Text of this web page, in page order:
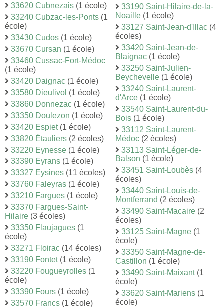
33620 Cubnezais (1 école)
33240 Cubzac-les-Ponts (1
école)
33430 Cudos (1 école)
33670 Cursan (1 école)
33460 Cussac-Fort-Médoc
(1 école)
33420 Daignac (1 école)
33580 Dieulivol (1 école)
33860 Donnezac (1 école)
33350 Doulezon (1 école)
33420 Espiet(1 école)
33820 Étauliers (2 écoles)
33220 Eynesse (1 école)
33390 Eyrans (1 école)
33327 Eysines (11 écoles)
33760 Faleyras (1 école)
33210 Fargues (1 école)
33370 Fargues-Saint-
Hilaire (3 écoles)
33350 Flaujagues (1
école)
33271 Floirac (14 écoles)
33190 Fontet(1 école)
33220 Fougueyrolles (1
école)
33390 Fours (1 école)
33570 Francs (1 école)
33190 Saint-Hilaire-de-la-
Noaille (1 école)
33127 Saint-Jean-d'Illac (4
écoles)
33420 Saint-Jean-de-
Blaignac (1 école)
33250 Saint-Julien-
Beychevelle (1 école)
33240 Saint-Laurent-
d'Arce (1 école)
33540 Saint-Laurent-du-
Bois (1 école)
33112 Saint-Laurent-
Médoc (2 écoles)
33113 Saint-Léger-de-
Balson (1 école)
33451 Saint-Loubès (4
écoles)
33440 Saint-Louis-de-
Montferrand (2 écoles)
33490 Saint-Macaire (2
écoles)
33125 Saint-Magne (1
école)
33350 Saint-Magne-de-
Castillon (1 école)
33490 Saint-Maixant(1
école)
33620 Saint-Mariens (1
école)